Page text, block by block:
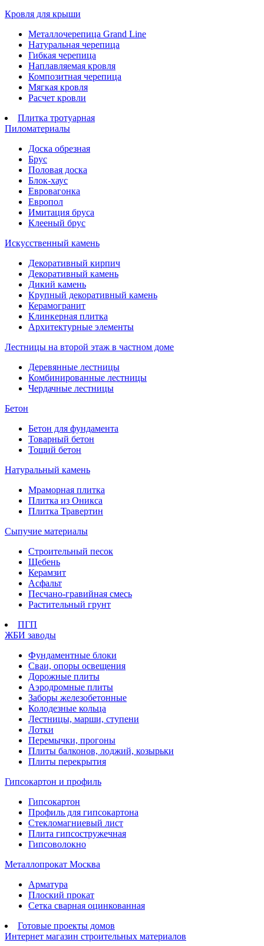
Кровля для крыши
Металлочерепица Grand Line
Натуральная черепица
Гибкая черепица
Наплавляемая кровля
Композитная черепица
Мягкая кровля
Расчет кровли
Плитка тротуарная
Пиломатериалы
Доска обрезная
Брус
Половая доска
Блок-хаус
Евровагонка
Европол
Имитация бруса
Клееный брус
Искусственный камень
Декоративный кирпич
Декоративный камень
Дикий камень
Крупный декоративный камень
Керамогранит
Клинкерная плитка
Архитектурные элементы
Лестницы на второй этаж в частном доме
Деревянные лестницы
Комбинированные лестницы
Чердачные лестницы
Бетон
Бетон для фундамента
Товарный бетон
Тощий бетон
Натуральный камень
Мраморная плитка
Плитка из Оникса
Плитка Травертин
Сыпучие материалы
Строительный песок
Щебень
Керамзит
Асфальт
Песчано-гравийная смесь
Растительный грунт
ПГП
ЖБИ заводы
Фундаментные блоки
Сваи, опоры освещения
Дорожные плиты
Аэродромные плиты
Заборы железобетонные
Колодезные кольца
Лестницы, марши, ступени
Лотки
Перемычки, прогоны
Плиты балконов, лоджий, козырьки
Плиты перекрытия
Гипсокартон и профиль
Гипсокартон
Профиль для гипсокартона
Стекломагниевый лист
Плита гипсостружечная
Гипсоволокно
Металлопрокат Москва
Арматура
Плоский прокат
Сетка сварная оцинкованная
Готовые проекты домов
Интернет магазин строительных материалов